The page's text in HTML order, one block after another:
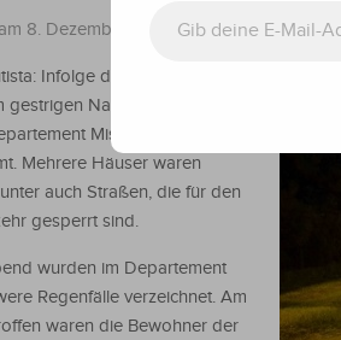
8. Dezember 2024 inNachrichten
Infolge der starken
gestrigen Nachmittag wurden
Misiones
Mehrere Häuser waren
auch Straßen, die für den
gesperrt sind.
wurden im Departement
Regenfälle verzeichnet. Am
waren die Bewohner der